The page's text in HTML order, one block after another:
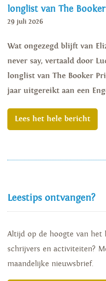
longlist van The
29 juli 2026
Wat ongezegd blijft van
never say, vertaald door
longlist van The Booker
jaar uitgereikt aan een
Lees het hele bericht
Leestips ontvangen?
Altijd op de hoogte van het
schrijvers en activiteiten?
maandelijke nieuwsbrief.